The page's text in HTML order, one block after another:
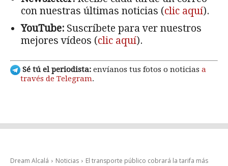
con nuestras últimas noticias (clic aquí).
YouTube: Suscríbete para ver nuestros
mejores vídeos (clic aquí).
Sé tú el periodista: envíanos tus fotos o noticias a
través de Telegram.